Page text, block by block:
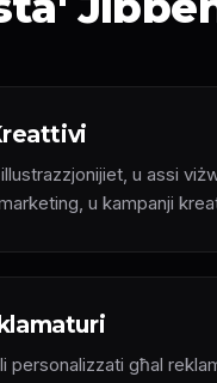
u assi
u kampanji
personalizzati għal